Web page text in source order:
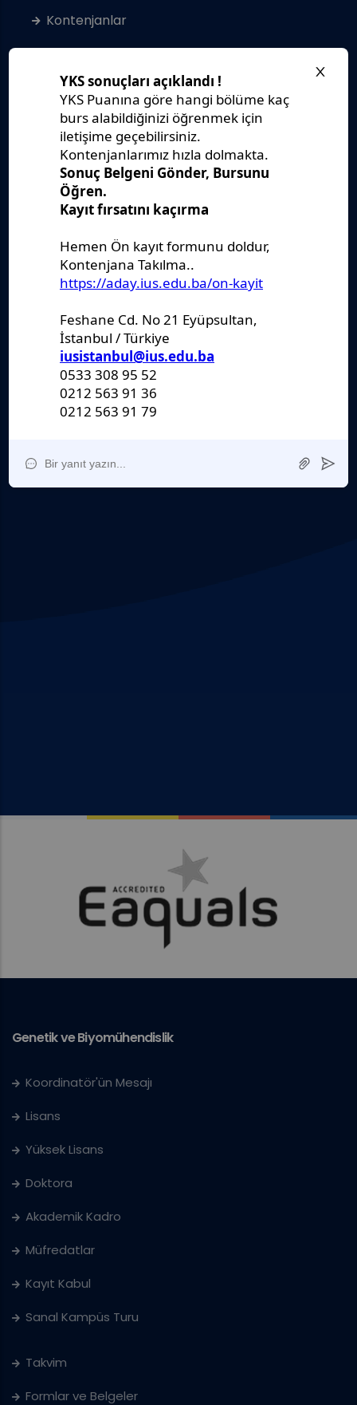
Kontenjanlar
Gerekli Belgeler
Tanıtım Kataloğu
Erasmus+
Öğrenci VISA
Yurt ve Barınma
Sanal Kampüs Turu
SSS
Genetik ve Biyomühendislik
Koordinatör'ün Mesajı
Lisans
Yüksek Lisans
Doktora
Akademik Kadro
Müfredatlar
Kayıt Kabul
Sanal Kampüs Turu
Takvim
Formlar ve Belgeler